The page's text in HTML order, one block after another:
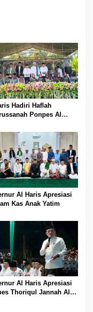
Hadiri Haflah
Ponpes Al
Al Haris Apresiasi
Kas Anak Yatim
Al Haris Apresiasi
Thoriqul Jannah Al-